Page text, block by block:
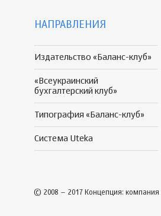
НАПРАВЛЕНИЯ
Издательство «Баланс-клуб»
«Всеукраинский
бухгалтерский клуб»
Типография «Баланс-клуб»
Система Uteka
© 2008 – 2017 Концепция: компания